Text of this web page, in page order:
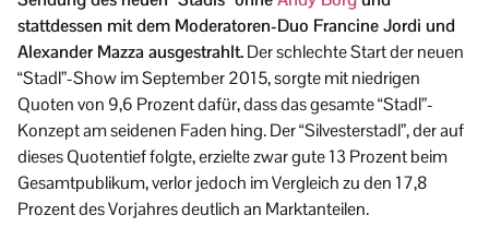
stattdessen mit dem Moderatoren-Duo Francine Jordi und
Alexander Mazza ausgestrahlt.Der schlechte Start der neuen
“Stadl”-Show im September 2015, sorgte mit niedrigen
Quoten von 9,6 Prozent dafür, dass das gesamte “Stadl”-
Konzept am seidenen Faden hing. Der “Silvesterstadl”, der auf
dieses Quotentief folgte, erzielte zwar gute 13 Prozent beim
Gesamtpublikum, verlor jedoch im Vergleich zu den 17,8
Prozent des Vorjahres deutlich an Marktanteilen.